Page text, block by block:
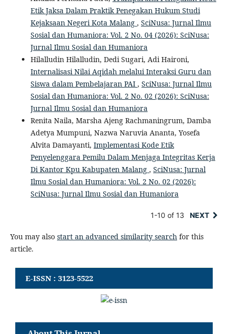
Etik Jaksa Dalam Praktik Penegakan Hukum Studi
Kejaksaan Negeri Kota Malang , SciNusa: Jurnal Ilmu
Sosial dan Humaniora: Vol. 2 No. 04 (2026): SciNusa:
Jurnal Ilmu Sosial dan Humaniora
Hilalludin Hilalludin, Dedi Sugari, Adi Haironi,
Internalisasi Nilai Aqidah melalui Interaksi Guru dan
Siswa dalam Pembelajaran PAI , SciNusa: Jurnal Ilmu
Sosial dan Humaniora: Vol. 2 No. 02 (2026): SciNusa:
Jurnal Ilmu Sosial dan Humaniora
Renita Naila, Marsha Ajeng Rachmaningrum, Damba
Adetya Mumpuni, Nazwa Naruvia Ananta, Yosefa
Alvita Damayanti, Implementasi Kode Etik
Penyelenggara Pemilu Dalam Menjaga Integritas Kerja
Di Kantor Kpu Kabupaten Malang , SciNusa: Jurnal
Ilmu Sosial dan Humaniora: Vol. 2 No. 02 (2026):
SciNusa: Jurnal Ilmu Sosial dan Humaniora
1-10 of 13 NEXT
You may also start an advanced similarity searchfor this
article.
E-ISSN : 3123-5522